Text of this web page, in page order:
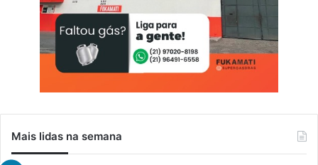
Mais lidas na semana